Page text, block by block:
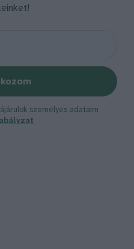
személyes adataim